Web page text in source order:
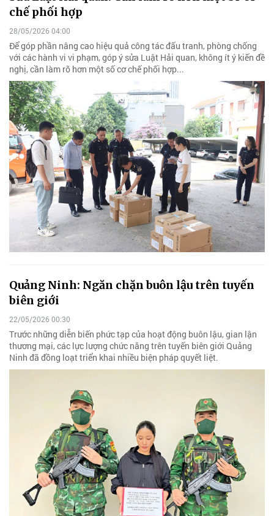
chế phối hợp
28/05/2026 04:00
Để góp phần nâng cao hiệu quả công tác đấu tranh, phòng chống
với các hành vi vi phạm, góp ý sửa Luật Hải quan, không ít ý kiến đề
nghị, cần làm rõ hơn một số cơ chế phối hợp...
Quảng Ninh: Ngăn chặn buôn lậu trên tuyến
biên giới
22/05/2026 00:30
Trước những diễn biến phức tạp của hoạt động buôn lậu, gian lận
thương mại, các lực lượng chức năng trên tuyến biên giới Quảng
Ninh đã đồng loạt triển khai nhiều biện pháp quyết liệt.